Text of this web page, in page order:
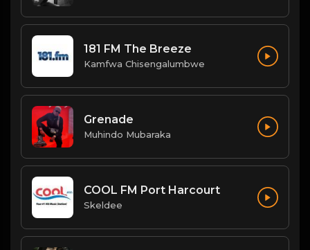
181 FM The Breeze
Kamfwa Chisengalumbwe
Grenade
Muhindo Mubaraka
COOL FM Port Harcourt
Skeldee